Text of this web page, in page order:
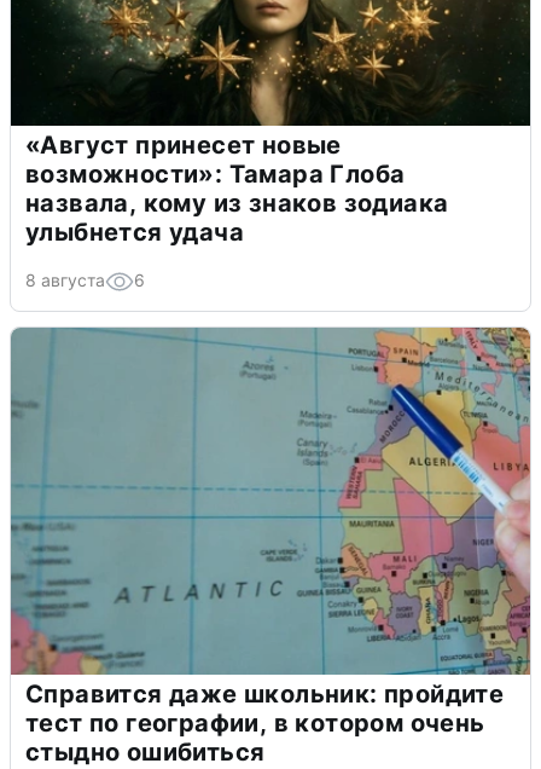
«Август принесет новые
возможности»: Тамара Глоба
назвала, кому из знаков зодиака
улыбнется удача
8 августа 6
Справится даже школьник: пройдите
тест по географии, в котором очень
стыдно ошибиться